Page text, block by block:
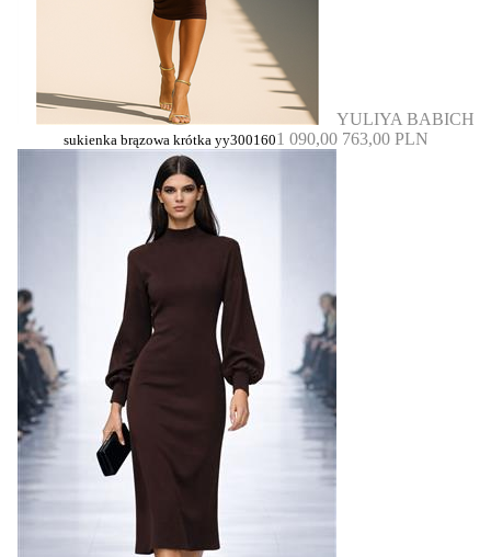
YULIYA BABICH
sukienka brązowa krótka yy3001601 090,00 763,00 PLN